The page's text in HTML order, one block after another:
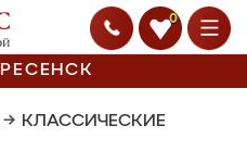
0
→ КЛАССИЧЕСКИЕ